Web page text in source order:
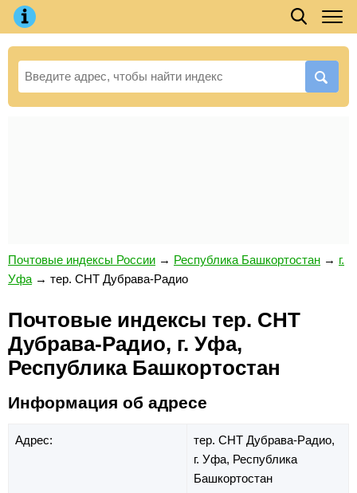
Почтовые индексы России → Республика Башкортостан → г.
Уфа → тер. СНТ Дубрава-Радио
Почтовые индексы тер. СНТ
Дубрава-Радио, г. Уфа,
Республика Башкортостан
Информация об адресе
Адрес:
тер. СНТ Дубрава-Радио,
г. Уфа, Республика
Башкортостан